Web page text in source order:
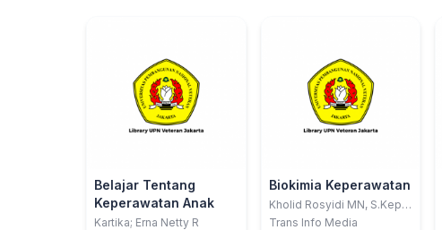
Belajar Tentang
Keperawatan Anak
Kartika; Erna Netty R
Biokimia Keperawatan
Kholid Rosyidi MN, S.Kep,
Ns
Trans Info Media